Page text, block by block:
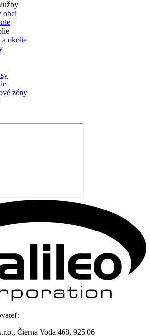
obci
a okolie
zóny
Čierna Voda 468, 925 06